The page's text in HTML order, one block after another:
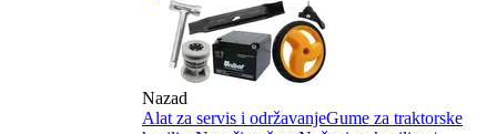
Nazad
Alat za servis i održavanjeGume za traktorske